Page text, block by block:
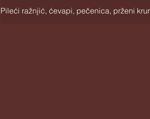
Pileći ražnjić, ćevapi, pečenica, prženi